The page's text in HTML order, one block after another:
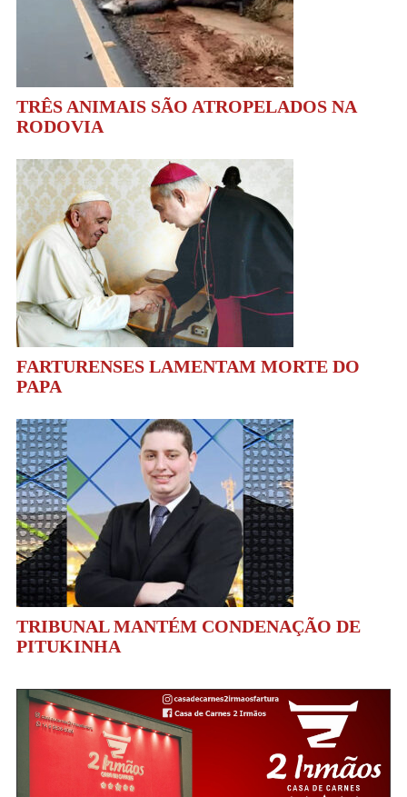
TRÊS ANIMAIS SÃO ATROPELADOS NA
RODOVIA
FARTURENSES LAMENTAM MORTE DO
PAPA
TRIBUNAL MANTÉM CONDENAÇÃO DE
PITUKINHA